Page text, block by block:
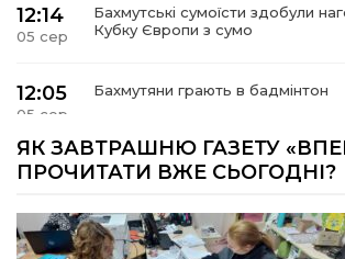
12:14
05 сер
Бахмутські сумоїсти здобули
Кубку Європи з сумо
12:05
05 сер
Бахмутяни грають в бадмінтон
11:55
Учасник обласного конкурсу
року – 2026» у номінація «Творці
ЯК ЗАВТРАШНЮ ГАЗЕТУ
ПРОЧИТАТИ ВЖЕ СЬОГОДНІ?